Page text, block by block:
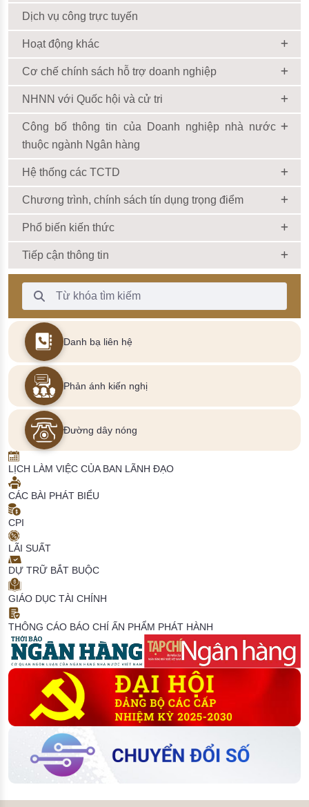
Dịch vụ công trực tuyến
Hoạt động khác
Cơ chế chính sách hỗ trợ doanh nghiệp
NHNN với Quốc hội và cử tri
Công bố thông tin của Doanh nghiệp nhà nước
thuộc ngành Ngân hàng
Hệ thống các TCTD
Chương trình, chính sách tín dụng trọng điểm
Phổ biến kiến thức
Tiếp cận thông tin
Thanh Tìm kiếm
Danh bạ liên hệ
Phản ánh kiến nghị
Đường dây nóng
LỊCH LÀM VIỆC CỦA BAN LÃNH ĐẠO
CÁC BÀI PHÁT BIỂU
CPI
LÃI SUẤT
DỰ TRỮ BẮT BUỘC
GIÁO DỤC TÀI CHÍNH
THÔNG CÁO BÁO CHÍ ẤN PHẨM PHÁT HÀNH